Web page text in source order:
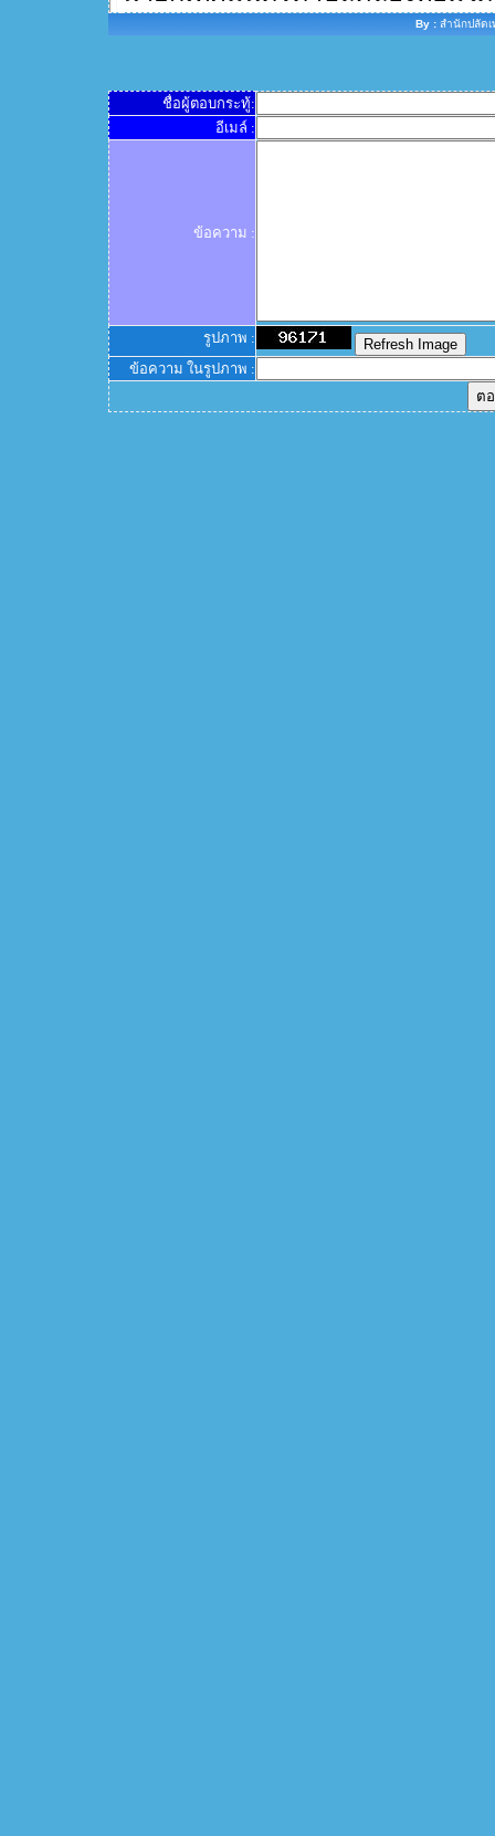
By : สำนักปลัด
ชื่อผู้ตอบกระทู้:
อีเมล์ :
ข้อความ :
รูปภาพ :
ข้อความ ในรูปภาพ :